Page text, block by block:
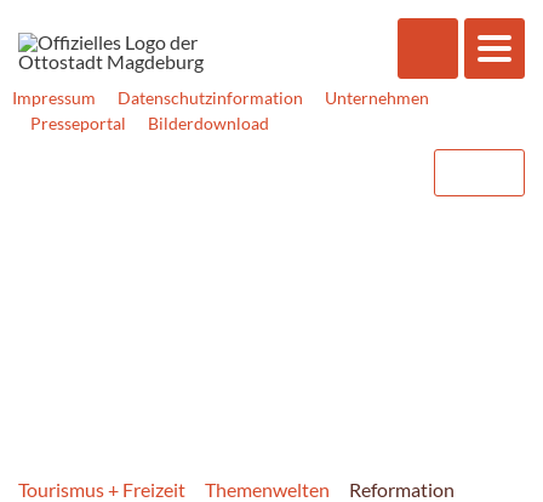
Impressum Datenschutzinformation
Unternehmen
Presseportal
Bilderdownload
Tourismus + Freizeit Themenwelten Reformation